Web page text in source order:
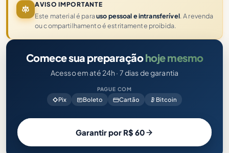
AVISO IMPORTANTE
Este material é parauso pessoal e intransferível. A revenda
ou compartilhamento é estritamente proibida.
Comece sua preparaçãohoje mesmo
Acesso em até 24h · 7 dias de garantia
PAGUE COM
Pix Boleto Cartão Bitcoin
Garantir por R$ 60